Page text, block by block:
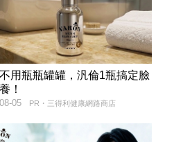
用瓶瓶罐罐，汎倫1瓶搞定臉
！
PR・三得利健康網路商店
05